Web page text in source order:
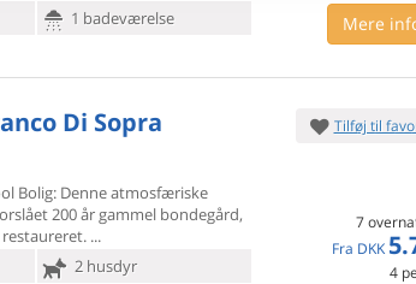
1 badeværelse Mere
Di Sopra
Bolig: Denne atmosfæriske
200 år gammel bondegård,
2 husdyr
Tilføj til
7
Fra DKK
4